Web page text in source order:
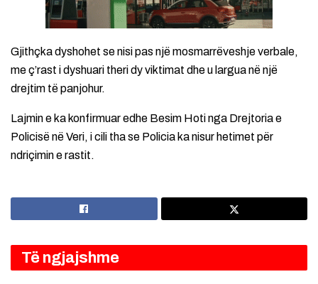
Gjithçka dyshohet se nisi pas një mosmarrëveshje verbale,
me ç’rast i dyshuari theri dy viktimat dhe u largua në një
drejtim të panjohur.
Lajmin e ka konfirmuar edhe Besim Hoti nga Drejtoria e
Policisë në Veri, i cili tha se Policia ka nisur hetimet për
ndriçimin e rastit.
Të ngjajshme